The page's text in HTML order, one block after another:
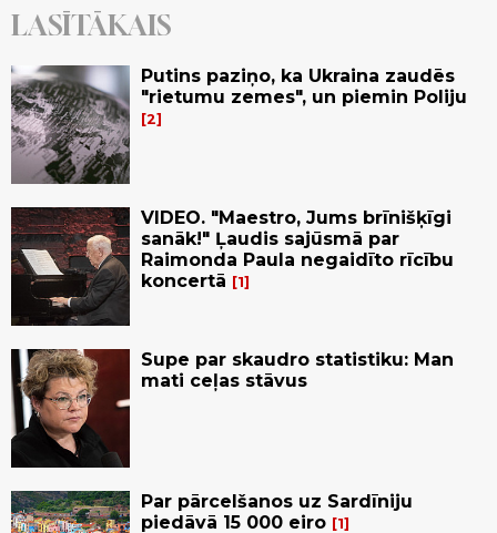
LASĪTĀKAIS
Putins paziņo, ka Ukraina zaudēs
"rietumu zemes", un piemin Poliju
2
VIDEO. "Maestro, Jums brīnišķīgi
sanāk!" Ļaudis sajūsmā par
Raimonda Paula negaidīto rīcību
koncertā
1
Supe par skaudro statistiku: Man
mati ceļas stāvus
Par pārcelšanos uz Sardīniju
piedāvā 15 000 eiro
1